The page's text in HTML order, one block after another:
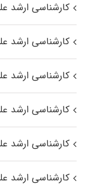
کارشناسی ارشد
کارشناسی ارشد
کارشناسی ارشد
کارشناسی ارشد
کارشناسی ارشد
کارشناسی ارشد